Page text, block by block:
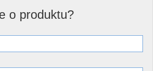
o produktu?